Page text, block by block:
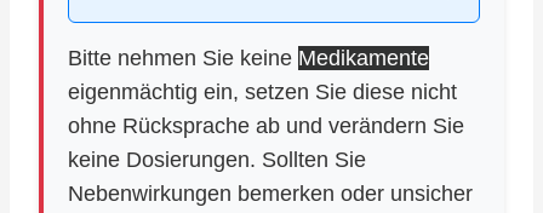
Bitte nehmen Sie keine Medikamente
eigenmächtig ein, setzen Sie diese nicht
ohne Rücksprache ab und verändern Sie
keine Dosierungen. Sollten Sie
Nebenwirkungen bemerken oder unsicher